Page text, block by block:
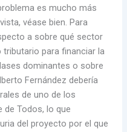
es mucho más
véase bien. Para
a sobre qué sector
para financiar la
dominantes o sobre
Fernández debería
de uno de los
de Todos, lo que
del proyecto por el que